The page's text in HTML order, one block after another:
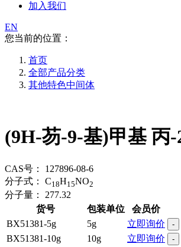
加入我们
EN
您当前的位置：
首页
全部产品分类
其他特色中间体
(9H-芴-9-基)甲基 丙
CAS号：
127896-08-6
分子式：
C18H15NO2
分子量：
277.32
货号
包装单位 会员价
BX51381-5g
5g 立即询价 -
BX51381-10g 10g 立即询价 -